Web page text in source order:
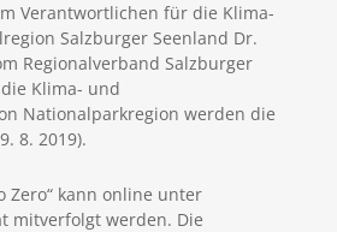
Verantwortlichen für die Klima-
Salzburger Seenland Dr.
Regionalverband Salzburger
Klima- und
Nationalparkregion werden die
8. 2019).
Zero“ kann online unter
mitverfolgt werden. Die